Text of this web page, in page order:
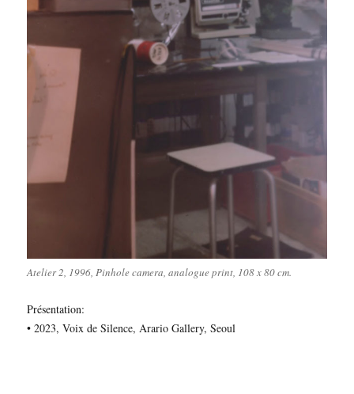
Atelier 2, 1996, Pinhole camera, analogue print, 108 x 80 cm.
Présentation:
• 2023, Voix de Silence, Arario Gallery, Seoul